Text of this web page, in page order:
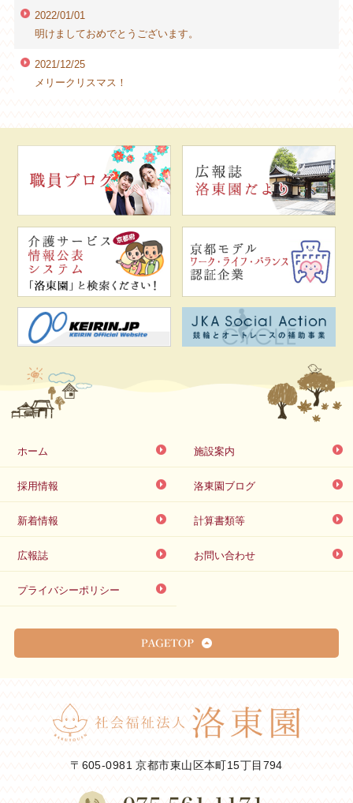
2022/01/01
明けましておめでとうございます。
2021/12/25
メリークリスマス！
ホーム 施設案内
採用情報 洛東園ブログ
新着情報 計算書類等
広報誌 お問い合わせ
プライバシーポリシー
〒605-0981 京都市東山区本町15丁目794